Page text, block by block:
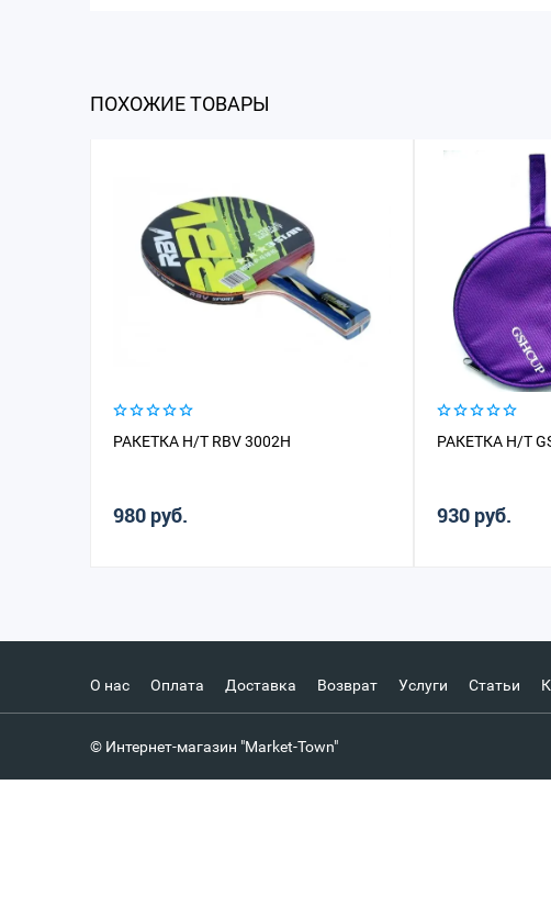
ПОХОЖИЕ ТОВАРЫ
РАКЕТКА Н/Т RBV 3002H
980 руб.
РАКЕТКА Н/Т
930 руб.
О нас Оплата Доставка Возврат Услуги Статьи
© Интернет-магазин "Market-Town"